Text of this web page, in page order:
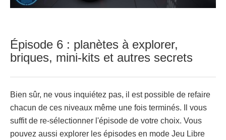
Épisode 6 : planètes à explorer,
briques, mini-kits et autres secrets
Bien sûr, ne vous inquiétez pas, il est possible de refaire
chacun de ces niveaux même une fois terminés. Il vous
suffit de re-sélectionner l'épisode de votre choix. Vous
pouvez aussi explorer les épisodes en mode Jeu Libre